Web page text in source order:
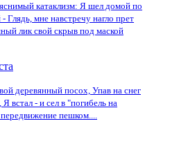
катаклизм: Я шел домой по
Глядь, мне навстречу нагло прет
лик свой скрыв под маской
деревянный посох, Упав на снег
встал - и сел в "погибель на
пешком....